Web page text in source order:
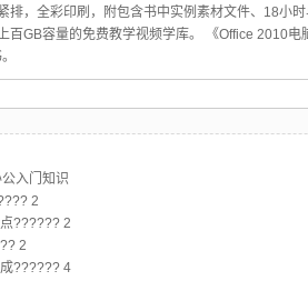
排，全彩印刷，附包含书中实例素材文件、18小
百GB容量的免费教学视频学库。 《Office 2010
入门知识
2
?????? 2
2
?????? 4